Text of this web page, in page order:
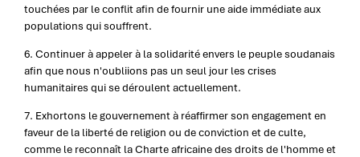
touchées par le conflit afin de fournir une aide immédiate aux
populations qui souffrent.
6. Continuer à appeler à la solidarité envers le peuple soudanais
afin que nous n'oubliions pas un seul jour les crises
humanitaires qui se déroulent actuellement.
7. Exhortons le gouvernement à réaffirmer son engagement en
faveur de la liberté de religion ou de conviction et de culte,
comme le reconnaît la Charte africaine des droits de l'homme et